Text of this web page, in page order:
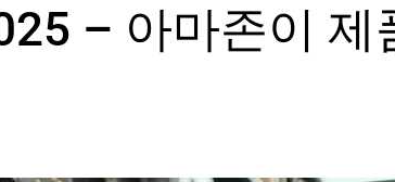
– 아마존이